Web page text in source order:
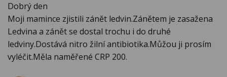
Dobrý den
Moji mamince zjistili zánět ledvin.Zánětem je zasažena
Ledvina a zánět se dostal trochu i do druhé
ledviny.Dostává nitro žilní antibiotika.Můžou ji prosím
vyléčit.Měla naměřené CRP 200.